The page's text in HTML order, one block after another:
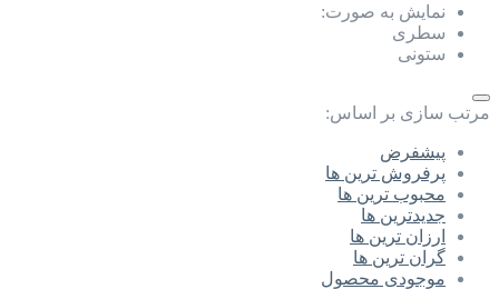
نمایش به صورت:
سطری
ستونی
مرتب سازی بر اساس:
پیشفرض
پرفروش ترین ها
محبوب ترین ها
جدیدترین ها
ارزان ترین ها
گران ترین ها
موجودی محصول